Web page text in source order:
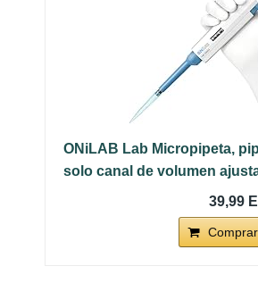
ONiLAB Lab Micropipeta,
solo canal de volumen
39,99